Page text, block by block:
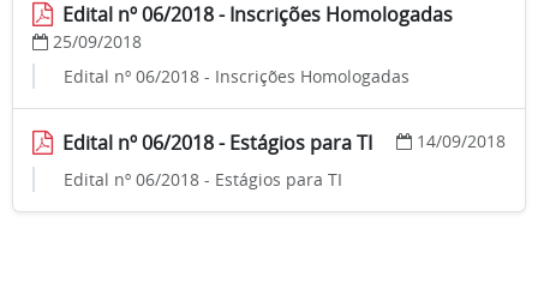
Edital nº 06/2018 - Inscrições Homologadas
25/09/2018
Edital nº 06/2018 - Inscrições Homologadas
Edital nº 06/2018 - Estágios para TI
14/09/2018
Edital nº 06/2018 - Estágios para TI